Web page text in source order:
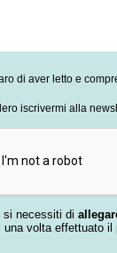
di aver letto e
iscrivermi alla
si necessiti di
una volta effettuato il